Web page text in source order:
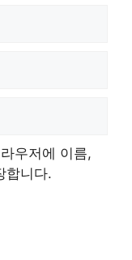
우저에 이름,
합니다.